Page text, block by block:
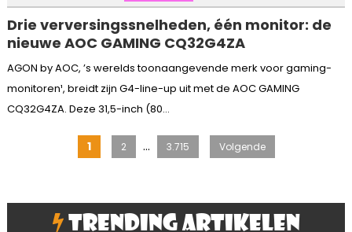
Drie verversingssnelheden, één monitor: de
nieuwe AOC GAMING CQ32G4ZA
AGON by AOC, ’s werelds toonaangevende merk voor gaming-
monitoren¹, breidt zijn G4-line-up uit met de AOC GAMING
CQ32G4ZA. Deze 31,5-inch (80...
Berichten
1 2 … 3.715 Volgende
Trending artikelen